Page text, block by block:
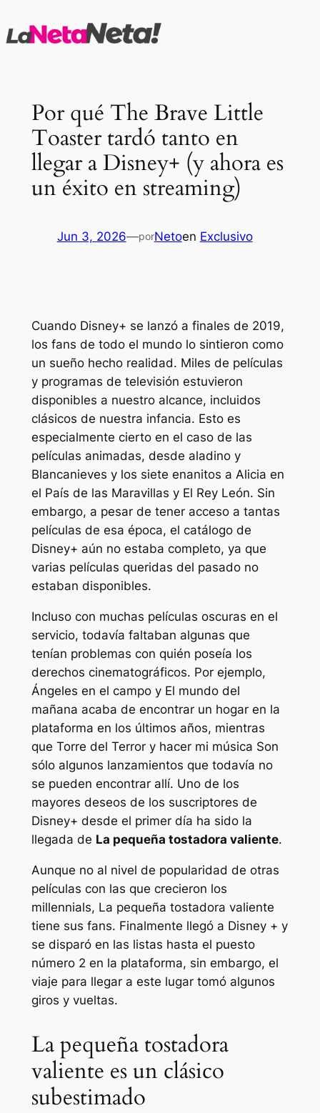
al
Por qué The Brave Little
Toaster tardó tanto en
llegar a Disney+ (y ahora es
un éxito en streaming)
Jun 3, 2026—porNetoen Exclusivo
Cuando Disney+ se lanzó a finales de 2019,
los fans de todo el mundo lo sintieron como
un sueño hecho realidad. Miles de películas
y programas de televisión estuvieron
disponibles a nuestro alcance, incluidos
clásicos de nuestra infancia. Esto es
especialmente cierto en el caso de las
películas animadas, desde aladinoy
Blancanieves y los siete enanitos a Alicia en
el País de las Maravillas y El Rey León. Sin
embargo, a pesar de tener acceso a tantas
películas de esa época, el catálogo de
Disney+ aún no estaba completo, ya que
varias películas queridas del pasado no
estaban disponibles.
Incluso con muchas películas oscuras en el
servicio, todavía faltaban algunas que
tenían problemas con quién poseía los
derechos cinematográficos. Por ejemplo,
Ángeles en el campo y El mundo del
mañana acaba de encontrar un hogar en la
plataforma en los últimos años, mientras
que Torre del Terrory hacer mi música Son
sólo algunos lanzamientos que todavía no
se pueden encontrar allí. Uno de los
mayores deseos de los suscriptores de
Disney+ desde el primer día ha sido la
llegada de La pequeña tostadora valiente.
Aunque no al nivel de popularidad de otras
películas con las que crecieron los
millennials, La pequeña tostadora valiente
tiene sus fans. Finalmente llegó a Disney + y
se disparó en las listas hasta el puesto
número 2 en la plataforma, sin embargo, el
viaje para llegar a este lugar tomó algunos
giros y vueltas.
La pequeña tostadora
valiente es un clásico
subestimado